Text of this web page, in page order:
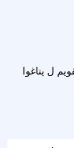
ل يناغوا